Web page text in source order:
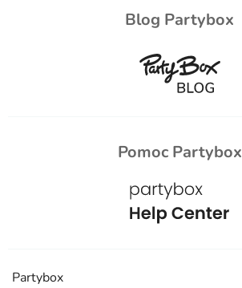
Blog Partybox
Pomoc Partybox
Partybox